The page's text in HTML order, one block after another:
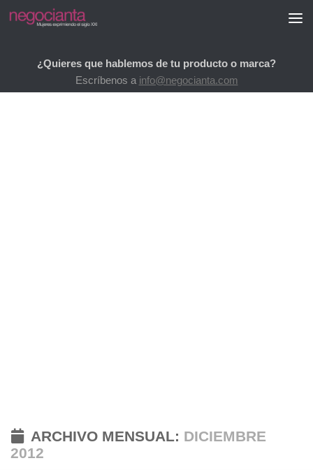
Saltar al contenido
¿Quieres que hablemos de tu producto o marca?
Escríbenos a info@negocianta.com
ARCHIVO MENSUAL: DICIEMBRE
2012